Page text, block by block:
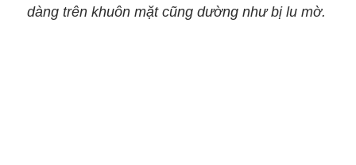
dàng trên khuôn mặt cũng dường như bị lu mờ.